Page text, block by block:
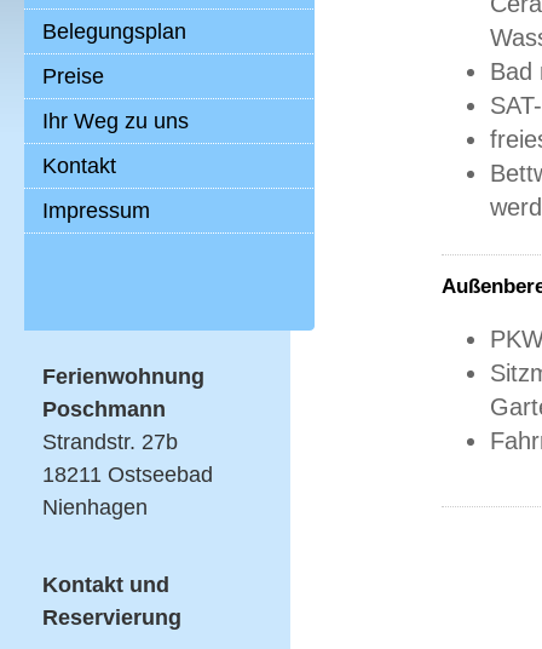
Bad
Belegungsplan
Preise
Ihr Weg zu uns
Kontakt
Impressum
Ferienwohnung
Poschmann
Strandstr. 27b
18211 Ostseebad
Nienhagen
Kontakt und
Reservierung